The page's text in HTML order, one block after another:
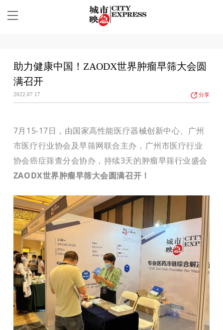
助力健康中国！ZAODX世界肿瘤早筛大会圆
满召开
2022.07.17 分享
7月15-17日，由国家高性能医疗器械创新中心、广州
市医疗行业协会及早筛网联合主办，广州市医疗行业
协会癌症筛查分会协办，持续3天的肿瘤早筛行业盛会
ZAODX世界肿瘤早筛大会圆满召开！